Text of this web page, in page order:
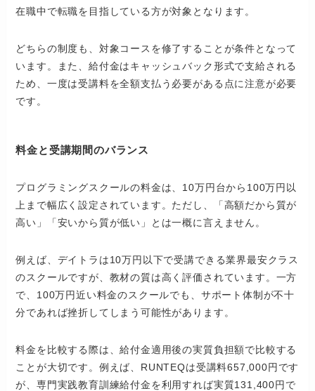
在職中で転職を目指している方が対象となります。
どちらの制度も、対象コースを修了することが条件となって
います。また、給付金はキャッシュバック形式で支給される
ため、一度は受講料を全額支払う必要がある点に注意が必要
です。
料金と受講期間のバランス
プログラミングスクールの料金は、10万円台から100万円以
上まで幅広く設定されています。ただし、「高額だから質が
高い」「安いから質が低い」とは一概に言えません。
例えば、デイトラは10万円以下で受講できる業界最安クラス
のスクールですが、教材の質は高く評価されています。一方
で、100万円近い料金のスクールでも、サポート体制が不十
分であれば挫折してしまう可能性があります。
料金を比較する際は、給付金適用後の実質負担額で比較する
ことが大切です。例えば、RUNTEQは受講料657,000円です
が、専門実践教育訓練給付金を利用すれば実質131,400円で